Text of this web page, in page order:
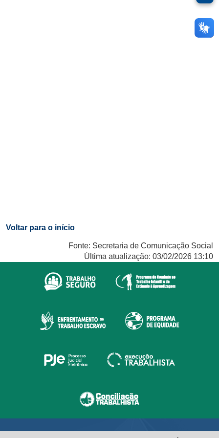
Voltar para o início
Fonte: Secretaria de Comunicação Social
Última atualização: 03/02/2026 13:10